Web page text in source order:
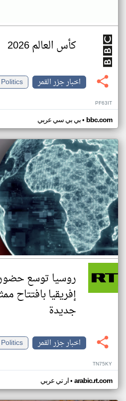
كأس العالم 2026
اخبار جزر القمر
Politics
PF63IT
بي بي سي عربي• bbc.com
روسيا توسع
جديدة
اخبار جزر القمر
Politics
TN75KY
ار تي عربي• arabic.rt.com